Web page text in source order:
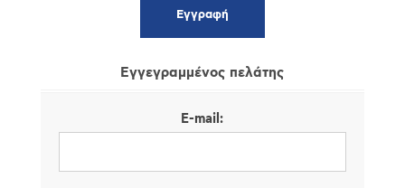
Εγγεγραμμένος πελάτης
E-mail: